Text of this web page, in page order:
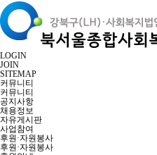
LOGIN
JOIN
SITEMAP
커뮤니티
커뮤니티
공지사항
채용정보
자유게시판
사업참여
후원·자원봉사
후원·자원봉사